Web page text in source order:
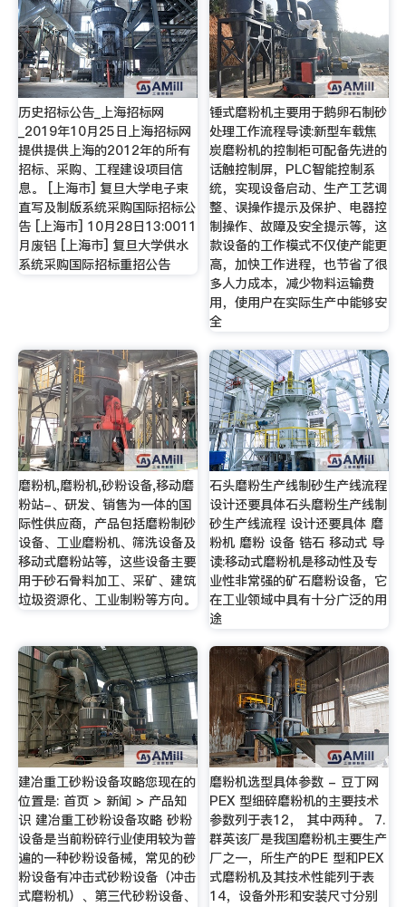
历史招标公告_上海招标网
_2019年10月25日上海招标网
提供提供上海的2012年的所有
招标、采购、工程建设项目信
息。 [上海市] 复旦大学电子束
直写及制版系统采购国际招标公
告 [上海市] 10月28日13:0011
月废铝 [上海市] 复旦大学供水
系统采购国际招标重招公告
锤式磨粉机主要用于鹅卵石制砂
处理工作流程导读:新型车载焦
炭磨粉机的控制柜可配备先进的
话触控制屏，PLC智能控制系
统，实现设备启动、生产工艺调
整、误操作提示及保护、电器控
制操作、故障及安全提示等，这
款设备的工作模式不仅使产能更
高，加快工作进程，也节省了很
多人力成本，减少物料运输费
用，使用户在实际生产中能够安
全
磨粉机,磨粉机,砂粉设备,移动磨
粉站-、研发、销售为一体的国
际性供应商，产品包括磨粉制砂
设备、工业磨粉机、筛洗设备及
移动式磨粉站等，这些设备主要
用于砂石骨料加工、采矿、建筑
垃圾资源化、工业制粉等方向。
石头磨粉生产线制砂生产线流程
设计还要具体石头磨粉生产线制
砂生产线流程 设计还要具体 磨
粉机 磨粉 设备 锆石 移动式 导
读:移动式磨粉机是移动性及专
业性非常强的矿石磨粉设备，它
在工业领域中具有十分广泛的用
途
建冶重工砂粉设备攻略您现在的
位置是: 首页 > 新闻 > 产品知
识 建冶重工砂粉设备攻略 砂粉
设备是当前粉碎行业使用较为普
遍的一种砂粉设备械，常见的砂
粉设备有冲击式砂粉设备（冲击
式磨粉机）、第三代砂粉设备、
磨粉机选型具体参数 - 豆丁网
PEX 型细碎磨粉机的主要技术
参数列于表12， 其中两种。 7.
群英该厂是我国磨粉机主要生产
厂之一，所生产的PE 型和PEX
式磨粉机及其技术性能列于表
14，设备外形和安装尺寸分别